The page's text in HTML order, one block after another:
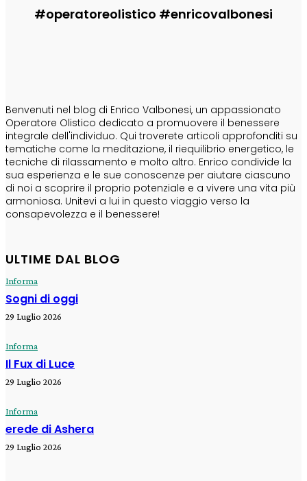
#operatoreolistico #enricovalbonesi
Benvenuti nel blog di Enrico Valbonesi, un appassionato
Operatore Olistico dedicato a promuovere il benessere
integrale dell'individuo. Qui troverete articoli approfonditi su
tematiche come la meditazione, il riequilibrio energetico, le
tecniche di rilassamento e molto altro. Enrico condivide la
sua esperienza e le sue conoscenze per aiutare ciascuno
di noi a scoprire il proprio potenziale e a vivere una vita più
armoniosa. Unitevi a lui in questo viaggio verso la
consapevolezza e il benessere!
ULTIME DAL BLOG
Informa
Sogni di oggi
29 Luglio 2026
Informa
Il Fux di Luce
29 Luglio 2026
Informa
erede di Ashera
29 Luglio 2026